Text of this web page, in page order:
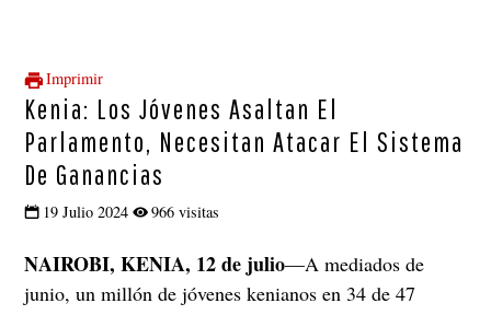
Imprimir
Kenia: Los Jóvenes Asaltan El
Parlamento, Necesitan Atacar El Sistema
De Ganancias
19 Julio 2024 966 visitas
NAIROBI, KENIA, 12 de julio—A mediados de
junio, un millón de jóvenes kenianos en 34 de 47